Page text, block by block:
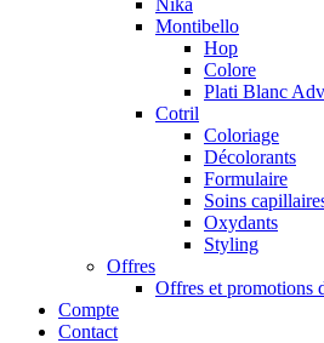
Nika
Montibello
Hop
Colore
Plati Blanc
Cotril
Coloriage
Décolorants
Formulaire
Soins
Oxydants
Styling
Offres
Offres et promotions
Compte
Contact